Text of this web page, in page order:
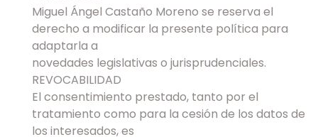
Miguel Ángel Castaño Moreno se reserva el
derecho a modificar la presente política para
adaptarla a
novedades legislativas o jurisprudenciales.
REVOCABILIDAD
El consentimiento prestado, tanto por el
tratamiento como para la cesión de los datos de
los interesados, es